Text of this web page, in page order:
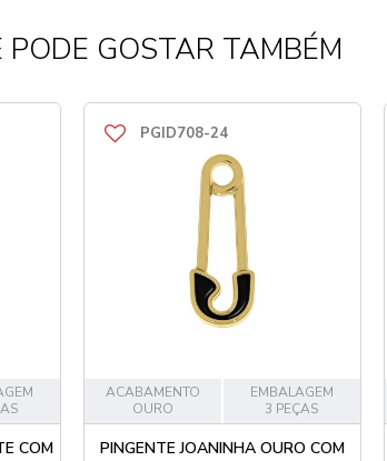
PODE GOSTAR TAMBÉM
COM
PGID708-24
ACABAMENTO
OURO
EMBALAGEM
3 PEÇAS
PINGENTE JOANINHA OURO COM